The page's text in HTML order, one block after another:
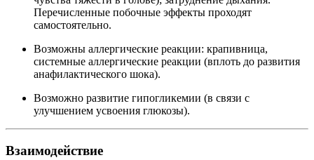
Перечисленные побочные эффекты проходят
самостоятельно.
Возможны аллергические реакции: крапивница,
системные аллергические реакции (вплоть до развития
анафилактического шока).
Возможно развитие гипогликемии (в связи с
улучшением усвоения глюкозы).
Взаимодействие